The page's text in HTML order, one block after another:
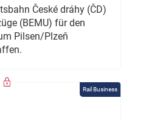
České dráhy (ČD)
(BEMU) für den
Pilsen/Plzeň
Rail Business